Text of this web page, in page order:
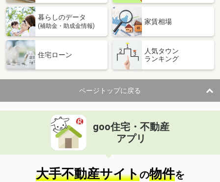
暮らしのデータ
(補助金・助成金情報)
家賃相場
住宅ローン
人気タウン
ランキング
ページトップに戻る
goo住宅・不動産
アプリ
大手不動産サイトの物件を